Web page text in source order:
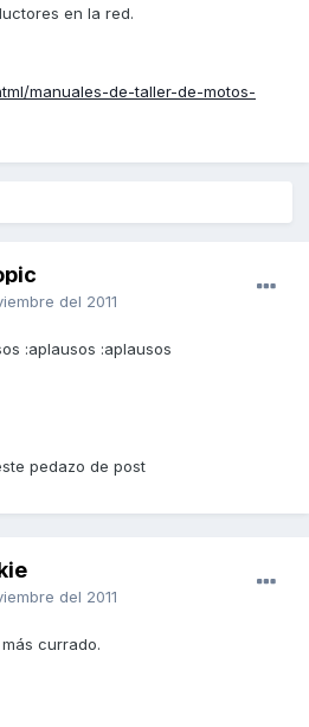
en la red.
manuales-de-taller-de-motos-
del 2011
:aplausos :aplausos
pedazo de post
del 2011
currado.